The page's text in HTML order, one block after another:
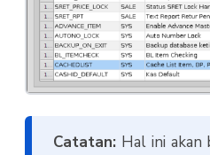
Catatan:Hal ini akan